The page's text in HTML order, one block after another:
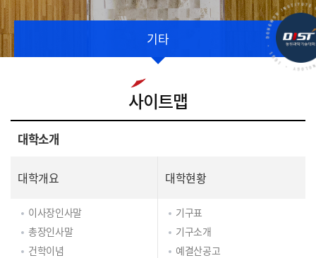
기타
사이트맵
대학소개
대학개요
이사장인사말
총장인사말
건학이념
대학현황
기구표
기구소개
예결산공고